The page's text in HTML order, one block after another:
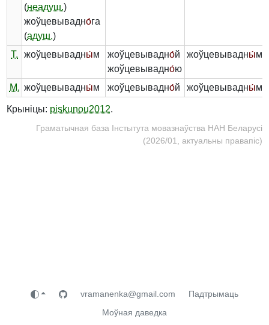
(неадуш.)
жоўцевывадно́га
(адуш.)
Т. жоўцевывадны́м жоўцевывадно́й
жоўцевывадно́ю
жоўцевывадны́м
М. жоўцевывадны́м жоўцевывадно́й жоўцевывадны́м
Крыніцы: piskunou2012.
Граматычная база Інстытута мовазнаўства НАН Беларусі
(2026/01, актуальны правапіс)
vramanenka@gmail.com
Падтрымаць
Моўная даведка